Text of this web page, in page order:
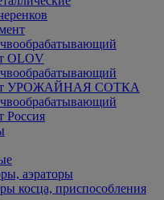
OLOV
УРОЖАЙНАЯ СОТКА
Россия
аэраторы
косца, приспособления